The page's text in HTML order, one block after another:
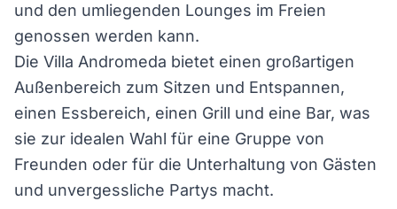
und den umliegenden Lounges im Freien
genossen werden kann.
Die Villa Andromeda bietet einen großartigen
Außenbereich zum Sitzen und Entspannen,
einen Essbereich, einen Grill und eine Bar, was
sie zur idealen Wahl für eine Gruppe von
Freunden oder für die Unterhaltung von Gästen
und unvergessliche Partys macht.